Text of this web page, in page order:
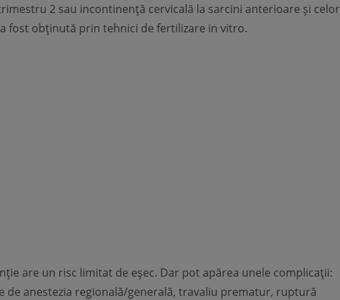
2 sau incontinență cervicală la sarcini anterioare și celor
fost obținută prin tehnici de fertilizare in vitro.
are un risc limitat de eșec. Dar pot apărea unele complicații:
de anestezia regională/generală, travaliu prematur, ruptură